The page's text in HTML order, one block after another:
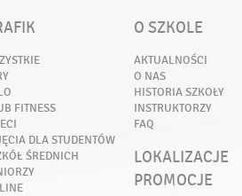
FITNESS
DLA STUDENTÓW
ŚREDNICH
O SZKOLE
AKTUALNOŚCI
O NAS
HISTORIA SZKOŁY
INSTRUKTORZY
FAQ
LOKALIZACJE
PROMOCJE